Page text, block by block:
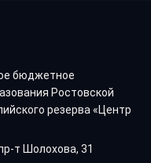
бюджетное
Ростовской
резерва «Центр
т Шолохова, 31